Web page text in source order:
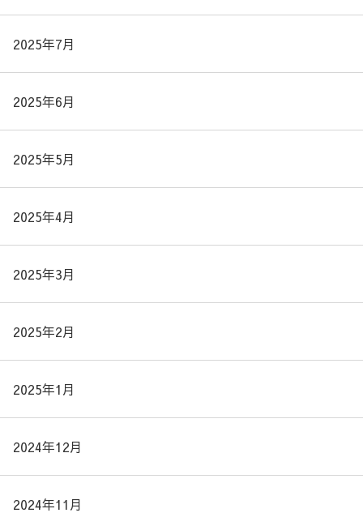
2025年7月
2025年6月
2025年5月
2025年4月
2025年3月
2025年2月
2025年1月
2024年12月
2024年11月